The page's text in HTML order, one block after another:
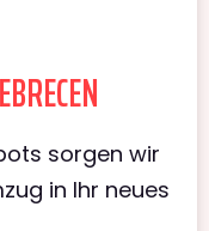
sorgen wir
in Ihr neues